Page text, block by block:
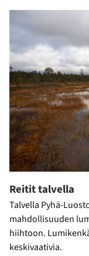
Reitit talvella
Talvella Pyhä-
mahdollisuuden
hiihtoon.
keskivaativia.